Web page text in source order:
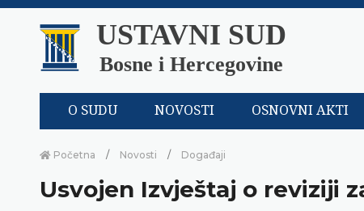
USTAVNI SUD
Bosne i Hercegovine
O SUDU NOVOSTI OSNOVNI AKTI
Početna Novosti Događaji
Usvojen Izvještaj o reviziji